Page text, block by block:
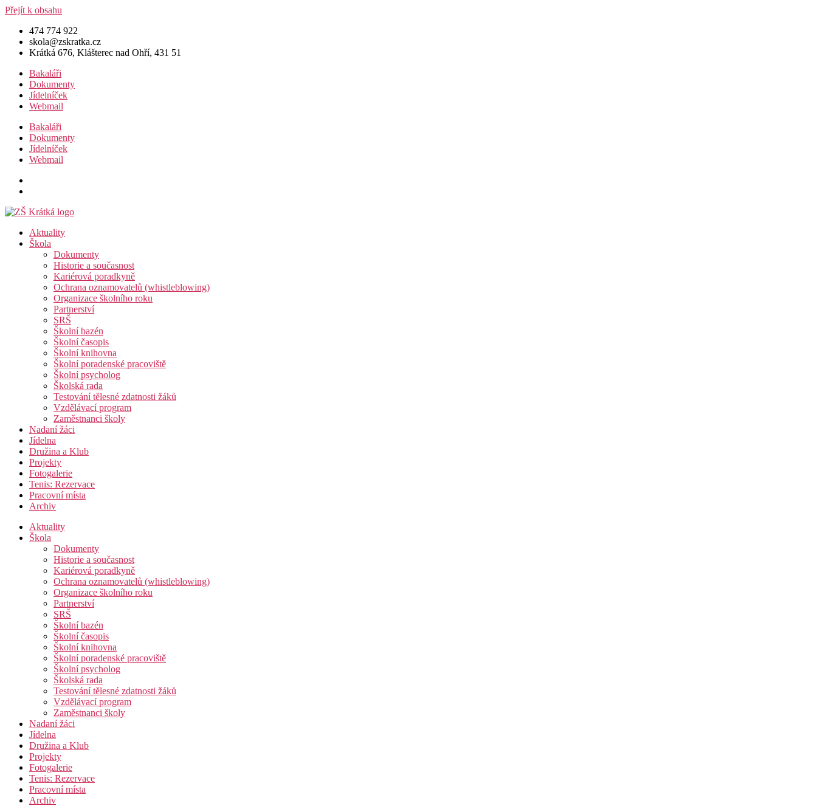
Přejít k obsahu
474 774 922
skola@zskratka.cz
Krátká 676, Klášterec nad Ohří, 431 51
Bakaláři
Dokumenty
Jídelníček
Webmail
Bakaláři
Dokumenty
Jídelníček
Webmail
Aktuality
Škola
Dokumenty
Historie a současnost
Kariérová poradkyně
Ochrana oznamovatelů (whistleblowing)
Organizace školního roku
Partnerství
SRŠ
Školní bazén
Školní časopis
Školní knihovna
Školní poradenské pracoviště
Školní psycholog
Školská rada
Testování tělesné zdatnosti žáků
Vzdělávací program
Zaměstnanci školy
Nadaní žáci
Jídelna
Družina a Klub
Projekty
Fotogalerie
Tenis: Rezervace
Pracovní místa
Archiv
Aktuality
Škola
Dokumenty
Historie a současnost
Kariérová poradkyně
Ochrana oznamovatelů (whistleblowing)
Organizace školního roku
Partnerství
SRŠ
Školní bazén
Školní časopis
Školní knihovna
Školní poradenské pracoviště
Školní psycholog
Školská rada
Testování tělesné zdatnosti žáků
Vzdělávací program
Zaměstnanci školy
Nadaní žáci
Jídelna
Družina a Klub
Projekty
Fotogalerie
Tenis: Rezervace
Pracovní místa
Archiv